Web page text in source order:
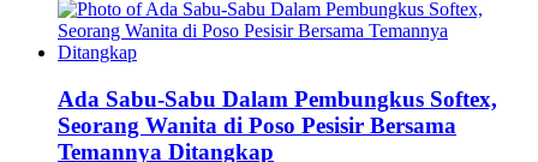
Ada Sabu-Sabu Dalam Pembungkus Softex,
Seorang Wanita di Poso Pesisir Bersama
Temannya Ditangkap